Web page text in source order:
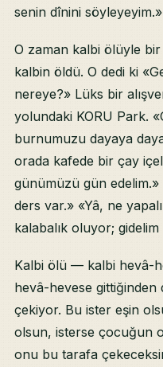
senin dînini söyleyeyim.»
O zaman kalbi ölüyle
kalbin öldü. O dedi ki
nereye?» Lüks bir
yolundaki KORU Park.
burnumuzu dayaya
orada kafede bir çay
günümüzü gün
ders var.» «Yâ, ne
kalabalık oluyor;
Kalbi ölü — kalbi hevâ-
hevâ-hevese gittiğinden
çekiyor. Bu ister eşin
olsun, isterse çocuğun
onu bu tarafa